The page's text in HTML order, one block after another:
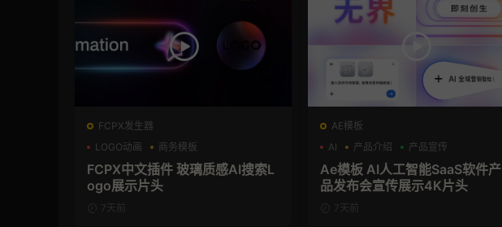
FCPX发生器
LOGO动画
商务模板
支持Intel+M芯片
FCPX中文插件 玻璃质感AI搜索L
ogo展示片头
7天前
AE模板
AI
产品介绍 产品宣传
Ae模板 AI人工智能SaaS软件产
品发布会宣传展示4K片头
7天前